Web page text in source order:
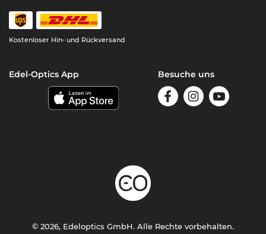
Kostenloser Hin- und Rückversand
Edel-Optics App Besuche uns
© 2026, Edeloptics GmbH. Alle Rechte vorbehalten.